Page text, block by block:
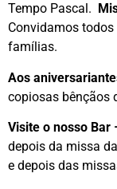
Tempo Pascal.
Convidamos
famílias.
Aos
copiosas bênçãos
Visite o nosso Bar
depois da missa
e depois das